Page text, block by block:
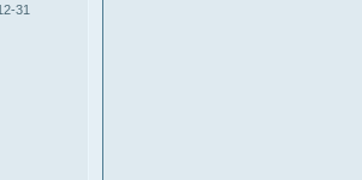
31